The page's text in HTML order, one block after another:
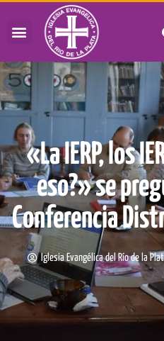
«La IERP, los
eso?» se
Conferencia
Iglesia Evangélica del Río de la